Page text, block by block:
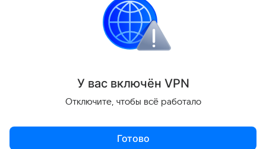
британском заводе в Самлсбери (графство
Ланкашир), но для финальной сборки данные
компоненты отправляются уже на континент.
Поделиться
У вас включён VPN
Отключите, чтобы всё работало
Готово